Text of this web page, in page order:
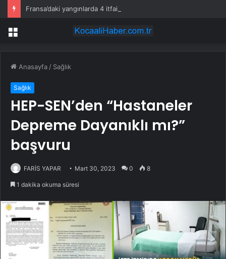
Fransa’daki yangınlarda 4 itfaiye eri hayatını kaybetti
Menü
Anasayfa / Sağlık
Sağlık
HEP-SEN’den “Hastaneler
Depreme Dayanıklı mı?”
başvuru
FARİS YAPAR Mart 30, 2023 0 8
1 dakika okuma süresi